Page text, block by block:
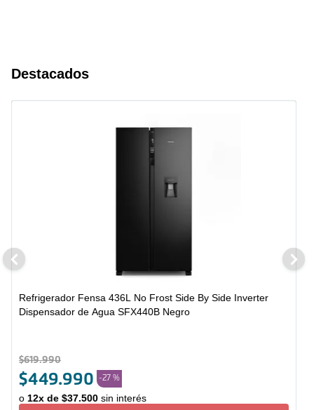
Destacados
Refrigerador Fensa 436L No Frost Side By Side Inverter
Dispensador de Agua SFX440B Negro
$619.990
$449.990 -27 %
o 12x de $37.500 sin interés